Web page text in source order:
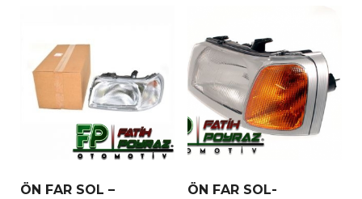
ÖN FAR SOL – ÖN FAR SOL-